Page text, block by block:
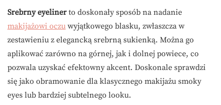
Srebrny eyelinerto doskonały sposób na nadanie
makijażowi oczu wyjątkowego blasku, zwłaszcza w
zestawieniu z elegancką srebrną sukienką. Można go
aplikować zarówno na górnej, jak i dolnej powiece, co
pozwala uzyskać efektowny akcent. Doskonale sprawdzi
się jako obramowanie dla klasycznego makijażu smoky
eyes lub bardziej subtelnego looku.